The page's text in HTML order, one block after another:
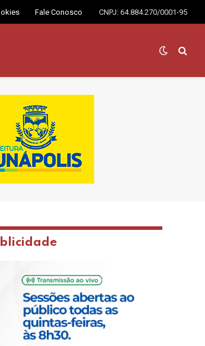
Fale Conosco CNPJ: 64.884.270/0001-95